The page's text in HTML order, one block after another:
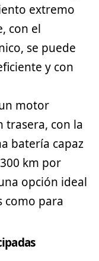
extremo
con el
se puede
y con
motor
trasera, con la
batería capaz
km por
opción ideal
como para